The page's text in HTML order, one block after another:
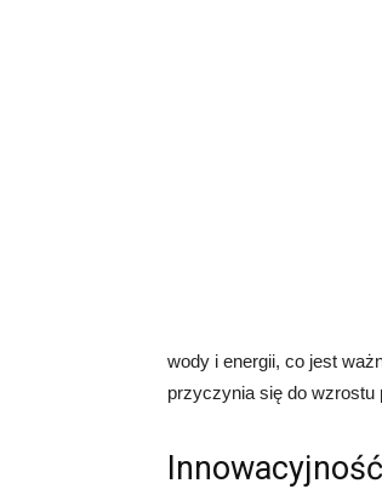
wody i energii, co jest
przyczynia się do wzrostu